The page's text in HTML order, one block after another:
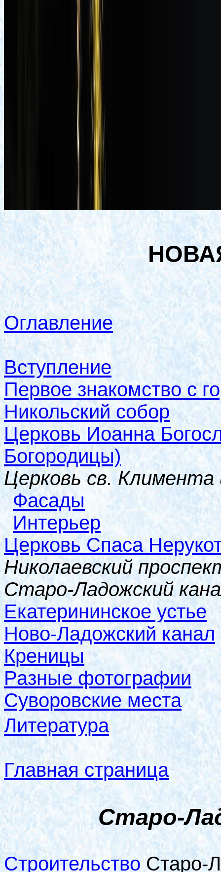
Оглавление
Вступление
Первое знакомство с
Никольский собор
Церковь Иоанна
Богородицы)
Церковь св.
Фасады
Интерьер
Церковь Спаса
Николаевский
Старо-Ладожский
Екатерининское устье
Ново-Ладожский канал
Креницы
Разные фотографии
Суворовские места
Литература
Главная страница
Старо-
Строительство Старо-